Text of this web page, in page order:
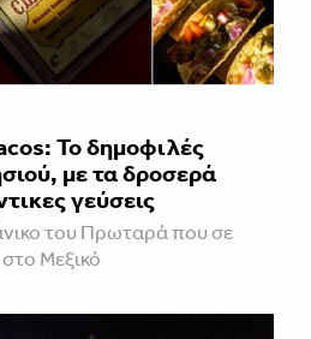
Το δημοφιλές
με τα δροσερά
γεύσεις
του Πρωταρά που σε
στο Μεξικό